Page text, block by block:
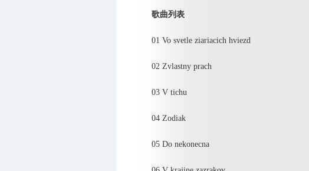
歌曲列表
01 Vo svetle ziariacich hviezd
02 Zvlastny prach
03 V tichu
04 Zodiak
05 Do nekonecna